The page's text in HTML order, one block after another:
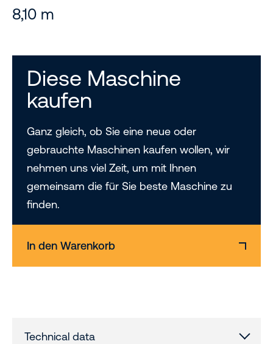
8,10 m
Diese Maschine
kaufen
Ganz gleich, ob Sie eine neue oder
gebrauchte Maschinen kaufen wollen, wir
nehmen uns viel Zeit, um mit Ihnen
gemeinsam die für Sie beste Maschine zu
finden.
In den Warenkorb
Technical data